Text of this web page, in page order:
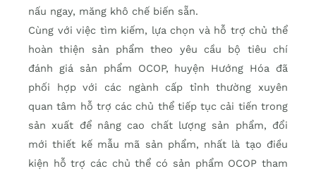
nấu ngay, măng khô chế biến sẵn.
Cùng với việc tìm kiếm, lựa chọn và hỗ trợ chủ thể
hoàn thiện sản phẩm theo yêu cầu bộ tiêu chí
đánh giá sản phẩm OCOP, huyện Hướng Hóa đã
phối hợp với các ngành cấp tỉnh thường xuyên
quan tâm hỗ trợ các chủ thể tiếp tục cải tiến trong
sản xuất để nâng cao chất lượng sản phẩm, đổi
mới thiết kế mẫu mã sản phẩm, nhất là tạo điều
kiện hỗ trợ các chủ thể có sản phẩm OCOP tham